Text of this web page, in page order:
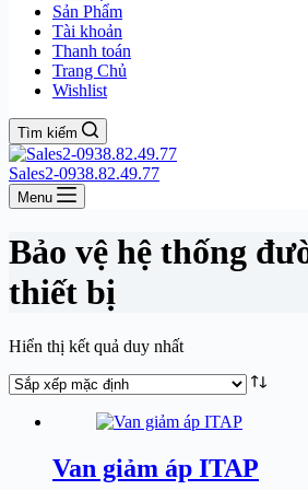
Sản Phẩm
Tài khoản
Thanh toán
Trang Chủ
Wishlist
Tìm kiếm
Sales2-0938.82.49.77
Menu
Bảo vệ hệ thống
thiết bị
Hiển thị kết quả duy nhất
Van giảm áp ITAP